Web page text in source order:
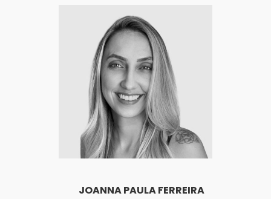
JOANNA PAULA FERREIRA